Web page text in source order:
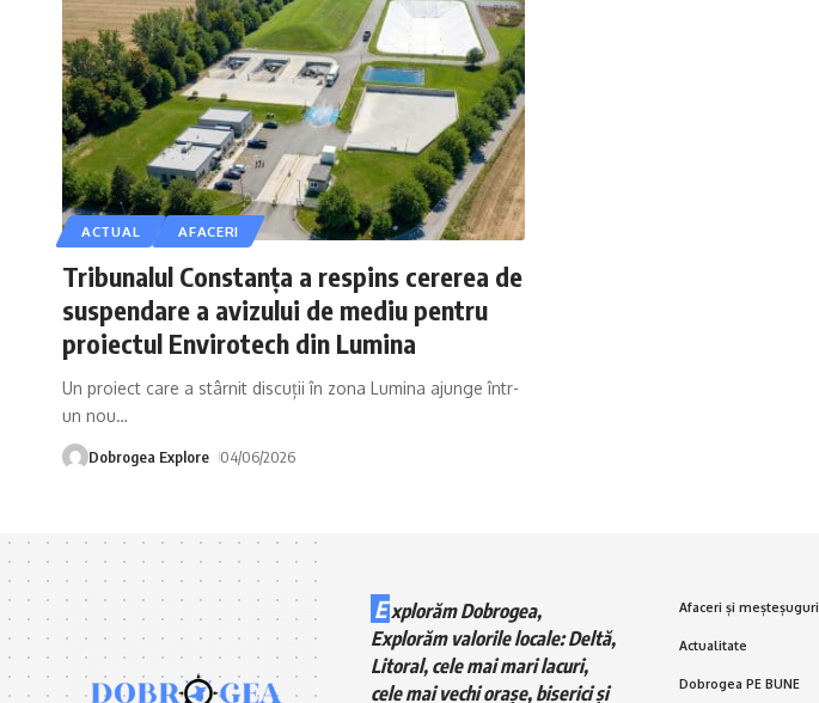
ACTUAL AFACERI
Tribunalul Constanța a respins cererea de
suspendare a avizului de mediu pentru
proiectul Envirotech din Lumina
Un proiect care a stârnit discuții în zona Lumina ajunge într-
un nou…
Dobrogea Explore 04/06/2026
E xplorăm Dobrogea,
Explorăm valorile locale: Deltă,
Litoral, cele mai mari lacuri,
cele mai vechi orașe, biserici și
Afaceri și meșteșuguri
Actualitate
Dobrogea PE BUNE